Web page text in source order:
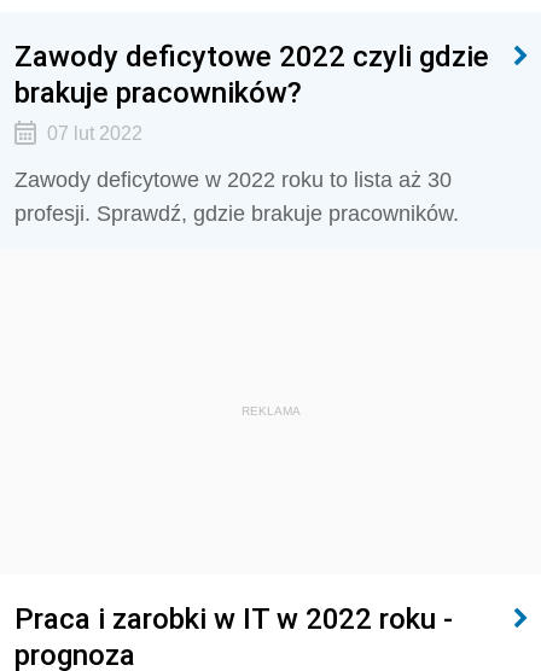
Zawody deficytowe 2022 czyli gdzie
brakuje pracowników?
07 lut 2022
Zawody deficytowe w 2022 roku to lista aż 30
profesji. Sprawdź, gdzie brakuje pracowników.
REKLAMA
Praca i zarobki w IT w 2022 roku -
prognoza